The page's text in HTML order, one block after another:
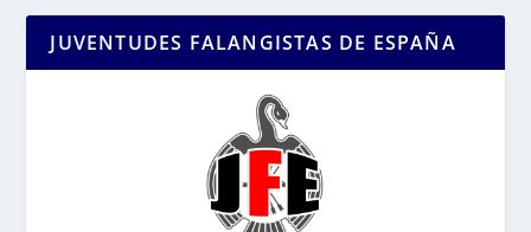
JUVENTUDES FALANGISTAS DE ESPAÑA